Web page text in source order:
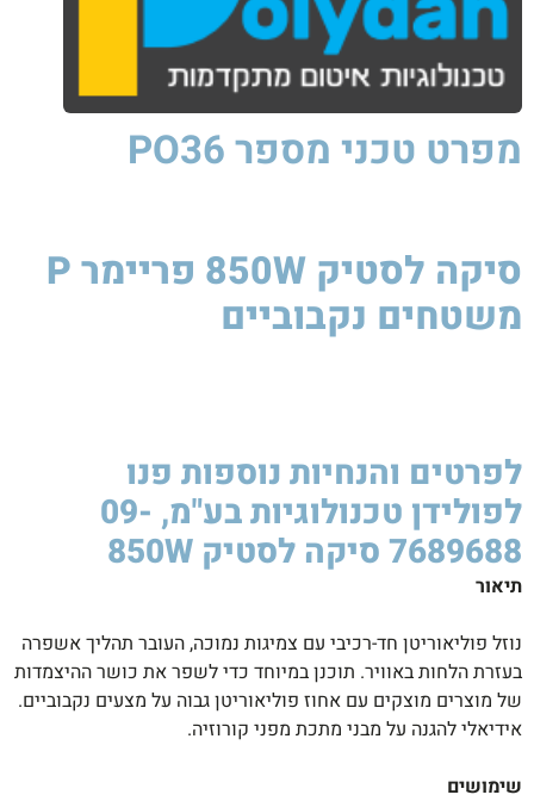
מפרט טכני מספר PO36
סיקה לסטיק 850W פריימר P
משטחים נקבוביים​
לפרטים והנחיות נוספות פנו
לפולידן טכנולוגיות בע"מ, 09-
7689688 סיקה לסטיק 850W ​
תיאור
נוזל פוליאוריטן חד-רכיבי עם צמיגות נמוכה, העובר תהליך אשפרה
בעזרת הלחות באוויר. תוכנן במיוחד כדי לשפר את כושר ההיצמדות
של מוצרים מוצקים עם אחוז פוליאוריטן גבוה על מצעים נקבוביים.
אידיאלי להגנה על מבני מתכת מפני קורוזיה.
שימושים